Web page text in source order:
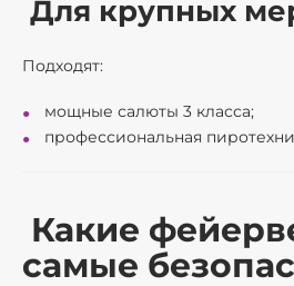
Для крупных
Подходят:
мощные салюты 3 класса;
профессиональная
Какие
самые